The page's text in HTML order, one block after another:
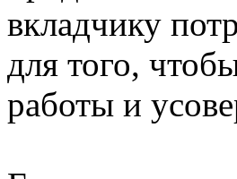
вкладчику
для того,
работы и